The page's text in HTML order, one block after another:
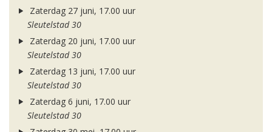
Zaterdag 27 juni, 17.00 uur
Sleutelstad 30
Zaterdag 20 juni, 17.00 uur
Sleutelstad 30
Zaterdag 13 juni, 17.00 uur
Sleutelstad 30
Zaterdag 6 juni, 17.00 uur
Sleutelstad 30